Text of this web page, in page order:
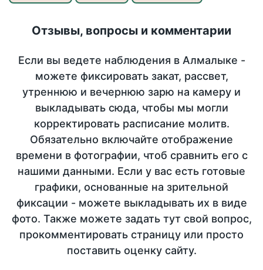
Отзывы, вопросы и комментарии
Если вы ведете наблюдения в Алмалыке -
можете фиксировать закат, рассвет,
утреннюю и вечернюю зарю на камеру и
выкладывать сюда, чтобы мы могли
корректировать расписание молитв.
Обязательно включайте отображение
времени в фотографии, чтоб сравнить его с
нашими данными. Если у вас есть готовые
графики, основанные на зрительной
фиксации - можете выкладывать их в виде
фото. Также можете задать тут свой вопрос,
прокомментировать страницу или просто
поставить оценку сайту.